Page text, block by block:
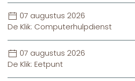
07 augustus 2026
De Klik: Computerhulpdienst
07 augustus 2026
De Klik: Eetpunt